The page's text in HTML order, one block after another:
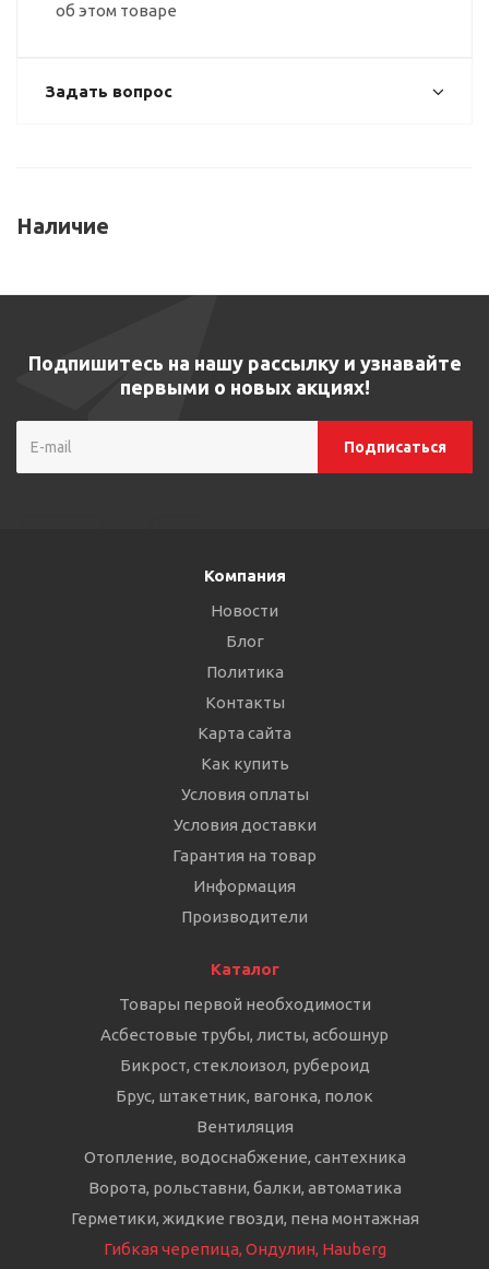
об этом товаре
Задать вопрос
Наличие
Подпишитесь на нашу рассылку и узнавайте
первыми о новых акциях!
Компания
Новости
Блог
Политика
Контакты
Карта сайта
Как купить
Условия оплаты
Условия доставки
Гарантия на товар
Информация
Производители
Каталог
Товары первой необходимости
Асбестовые трубы, листы, асбошнур
Бикрост, стеклоизол, рубероид
Брус, штакетник, вагонка, полок
Вентиляция
Отопление, водоснабжение, сантехника
Ворота, рольставни, балки, автоматика
Герметики, жидкие гвозди, пена монтажная
Гибкая черепица, Ондулин, Hauberg